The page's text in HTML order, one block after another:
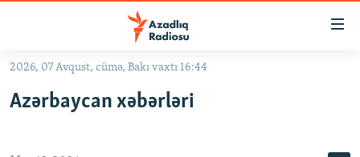
Əsas
qayıt
2026, 07 Avqust, cümə, Bakı vaxtı 16:44
Azərbaycan xəbərləri